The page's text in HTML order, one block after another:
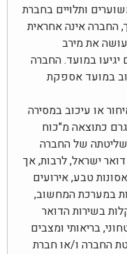
ותלויים בחברת
החברה אינה אחראית
את מירב
במועד. החברה
במועד אספקת
או עיכוב במסירה
כתוצאה מ"כוח
של החברה
ישראל, לרבות, אך
טבע, אירועים
במערכת המחשוב,
בשירות הדואר
בריאותי ומצבים
החברה ו/או חברת